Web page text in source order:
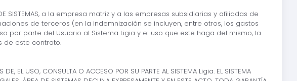
a la empresa matriz y a las empresas subsidiarias y afiliadas de
de terceros (en la indemnización se incluyen, entre otros, los gastos
por parte del Usuario al Sistema Ligia y el uso que este haga del mismo, la
de este contrato.
EL USO, CONSULTA O ACCESO POR SU PARTE AL SISTEMA Ligia. EL SISTEMA